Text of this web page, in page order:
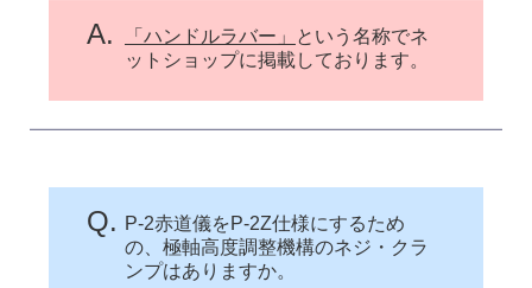
A. 「ハンドルラバー」
という名称でネ
ットショップに掲載しております。
Q. P-2赤道儀をP-2Z仕様にするため
の、極軸高度調整機構のネジ・クラ
ンプはありますか。